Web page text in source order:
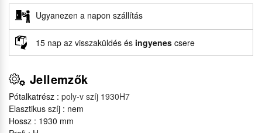
Ugyanezen a napon szállítás
15 nap az visszaküldés és ingyenes csere
Jellemzők
Pótalkatrész : poly-v szíj 1930H7
Elasztikus szíj : nem
Hossz : 1930 mm